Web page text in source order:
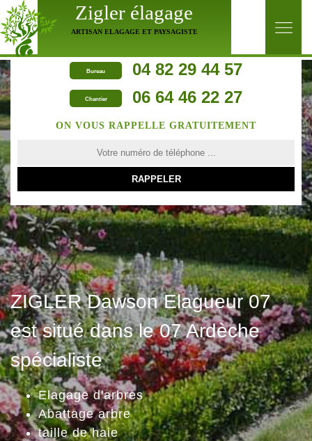
Zigler élagage
ARTISAN ELAGAGE ET PAYSAGISTE
Bureau 04 82 29 44 57
Chantier 06 64 46 22 27
ZIGLER Dawson Elagueur 07
est situé dans le 07 Ardèche
spécialiste
Elagage d'arbres
Abattage arbre
taille de haie
ON VOUS RAPPELLE GRATUITEMENT